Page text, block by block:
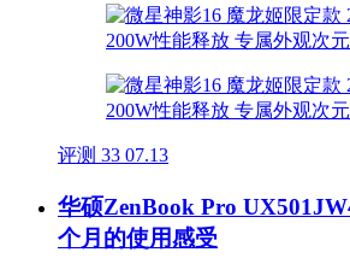
评测 33 07.13
华硕ZenBook Pro
个月的使用感受